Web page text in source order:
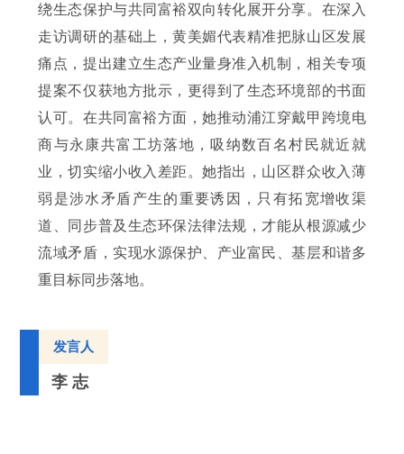
绕生态保护与共同富裕双向转化展开分享。在深入
走访调研的基础上，黄美媚代表精准把脉山区发展
痛点，提出建立生态产业量身准入机制，相关专项
提案不仅获地方批示，更得到了生态环境部的书面
认可。在共同富裕方面，她推动浦江穿戴甲跨境电
商与永康共富工坊落地，吸纳数百名村民就近就
业，切实缩小收入差距。她指出，山区群众收入薄
弱是涉水矛盾产生的重要诱因，只有拓宽增收渠
道、同步普及生态环保法律法规，才能从根源减少
流域矛盾，实现水源保护、产业富民、基层和谐多
重目标同步落地。
发言人
李 志